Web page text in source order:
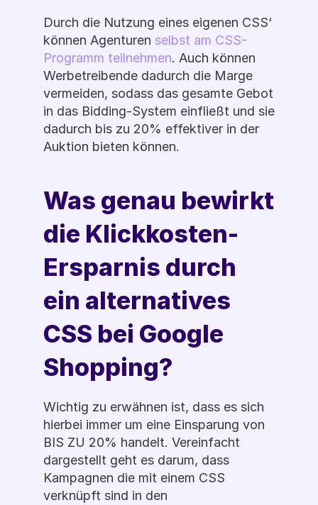
Durch die Nutzung eines eigenen CSS‘
können Agenturen selbst am CSS-
Programm teilnehmen. Auch können
Werbetreibende dadurch die Marge
vermeiden, sodass das gesamte Gebot
in das Bidding-System einfließt und sie
dadurch bis zu 20% effektiver in der
Auktion bieten können.
Was genau bewirkt
die Klickkosten-
Ersparnis durch
ein alternatives
CSS bei Google
Shopping?
Wichtig zu erwähnen ist, dass es sich
hierbei immer um eine Einsparung von
BIS ZU 20% handelt. Vereinfacht
dargestellt geht es darum, dass
Kampagnen die mit einem CSS
verknüpft sind in den